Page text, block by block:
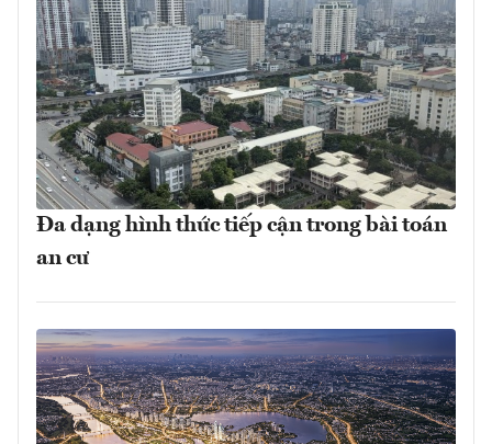
Đa dạng hình thức tiếp cận trong bài toán
an cư